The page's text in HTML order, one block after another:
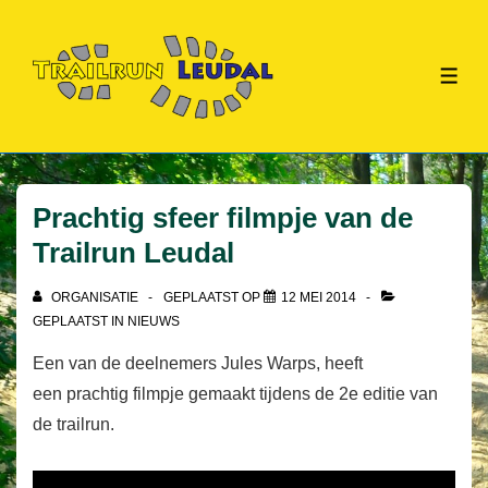
Doorgaan
hoofdinhoud
Prachtig sfeer filmpje van de
Trailrun Leudal
ORGANISATIE GEPLAATST OP
12 MEI 2014
GEPLAATST IN NIEUWS
Een van de deelnemers Jules Warps, heeft
een prachtig filmpje gemaakt tijdens de 2e editie van
de trailrun.